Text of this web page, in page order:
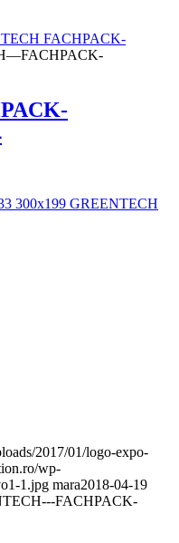
FACHPACK-
2017/01/logo-expo-
wp-
1.jpg mara2018-04-19
FACHPACK-